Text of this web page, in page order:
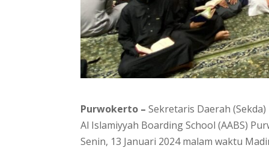
Purwokerto –Sekretaris Daerah
Al Islamiyyah Boarding School (AABS)
Senin, 13 Januari 2024 malam waktu